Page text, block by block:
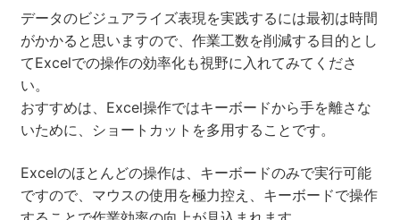
データのビジュアライズ表現を実践するには最初は時間
がかかると思いますので、作業工数を削減する目的とし
てExcelでの操作の効率化も視野に入れてみてくださ
い。
おすすめは、Excel操作ではキーボードから手を離さな
いために、ショートカットを多用することです。
Excelのほとんどの操作は、キーボードのみで実行可能
ですので、マウスの使用を極力控え、キーボードで操作